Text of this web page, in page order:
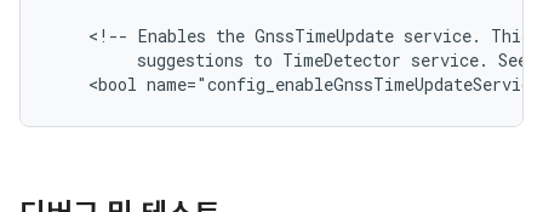
<!-- Enables the GnssTimeUpdate service. This
suggestions to TimeDetector service. See
<bool